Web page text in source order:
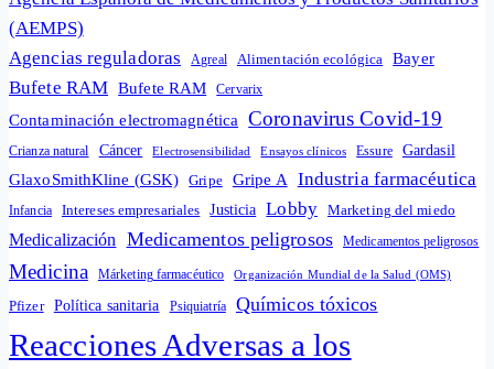
(AEMPS)
Agencias reguladoras
Agreal Alimentación ecológica Bayer
Bufete RAM Bufete RAM Cervarix
Contaminación electromagnética Coronavirus Covid-19
Crianza natural Cáncer Electrosensibilidad Ensayos clínicos Essure Gardasil
GlaxoSmithKline (GSK) Gripe Gripe A Industria farmacéutica
Infancia Intereses empresariales Justicia Lobby Marketing del miedo
Medicalización Medicamentos peligrosos Medicamentos peligrosos
Medicina Márketing farmacéutico Organización Mundial de la Salud (OMS)
Pfizer Política sanitaria Psiquiatría Químicos tóxicos
Reacciones Adversas a los